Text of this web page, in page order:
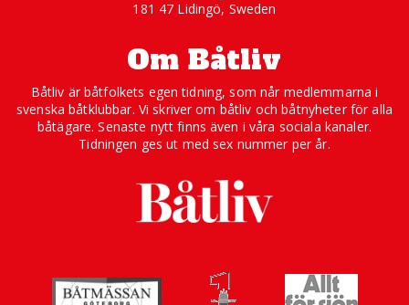
181 47 Lidingö, Sweden
Om Båtliv
Båtliv är båtfolkets egen tidning, som når medlemmarna i
svenska båtklubbar. Vi skriver om båtliv och båtnyheter för alla
båtägare. Senaste nytt finns även i våra sociala kanaler.
Tidningen ges ut med sex nummer per år.